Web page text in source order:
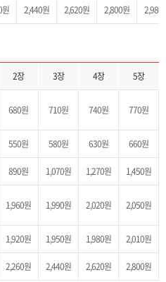
2,440원 2,620원 2,800원 2,980
2장 3장 4장 5장
680원 710원 740원 770원
550원 580원 630원 660원
890원 1,070원 1,270원 1,450원
1,960원 1,990원 2,020원 2,050원
1,920원 1,950원 1,980원 2,010원
2,260원 2,440원 2,620원 2,800원